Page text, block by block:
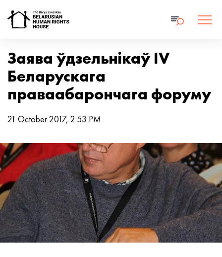
Заява ўдзельнікаў IV
Беларускага
праваабарончага форуму
21 October 2017, 2:53 PM